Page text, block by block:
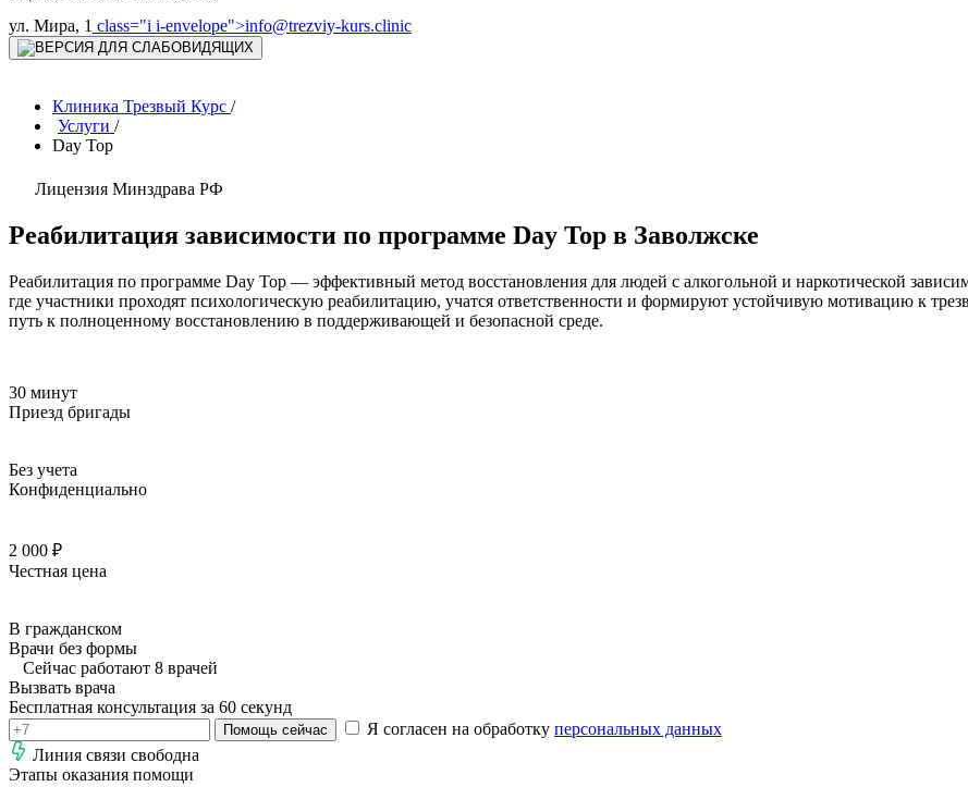
ул. Мира, 1 class="i i-envelope">info@trezviy-kurs.clinic
Клиника Трезвый Курс /
Услуги /
Day Top
Лицензия Минздрава РФ
Реабилитация зависимости по программе Day Top в Заволжске
Реабилитация по программе Day Top — эффективный метод восстановления для людей с алкогольной и наркотической
где участники проходят психологическую реабилитацию, учатся ответственности и формируют устойчивую мотивацию к
путь к полноценному восстановлению в поддерживающей и безопасной среде.
30 минут
Приезд бригады
Без учета
Конфиденциально
2 000 ₽
Честная цена
В гражданском
Врачи без формы
Сейчас работают 8 врачей
Вызвать врача
Бесплатная консультация за 60 секунд
Помощь сейчас Я согласен на обработку персональных данных
Линия связи свободна
Этапы оказания помощи